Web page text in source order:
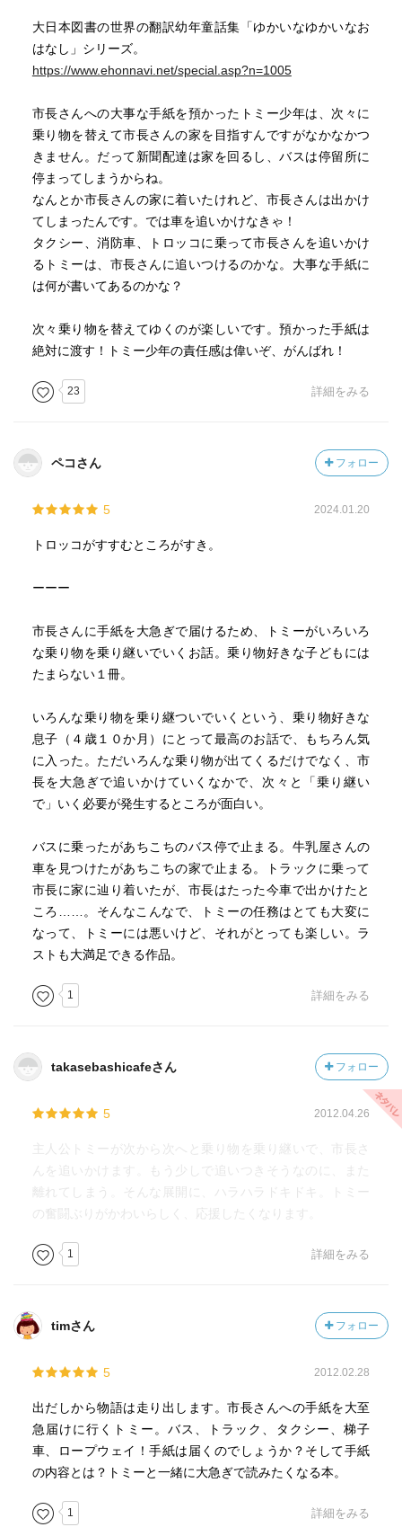
大日本図書の世界の翻訳幼年童話集「ゆかいなゆかいなお
はなし」シリーズ。
https://www.ehonnavi.net/special.asp?n=1005
市長さんへの大事な手紙を預かったトミー少年は、次々に
乗り物を替えて市長さんの家を目指すんですがなかなかつ
きません。だって新聞配達は家を回るし、バスは停留所に
停まってしまうからね。
なんとか市長さんの家に着いたけれど、市長さんは出かけ
てしまったんです。では車を追いかけなきゃ！
タクシー、消防車、トロッコに乗って市長さんを追いかけ
るトミーは、市長さんに追いつけるのかな。大事な手紙に
は何が書いてあるのかな？
次々乗り物を替えてゆくのが楽しいです。預かった手紙は
絶対に渡す！トミー少年の責任感は偉いぞ、がんばれ！
23 詳細をみる
ペコさん フォロー
5 2024.01.20
トロッコがすすむところがすき。
ーーー
市長さんに手紙を大急ぎで届けるため、トミーがいろいろ
な乗り物を乗り継いでいくお話。乗り物好きな子どもには
たまらない１冊。
いろんな乗り物を乗り継ついでいくという、乗り物好きな
息子（４歳１０か月）にとって最高のお話で、もちろん気
に入った。ただいろんな乗り物が出てくるだけでなく、市
長を大急ぎで追いかけていくなかで、次々と「乗り継い
で」いく必要が発生するところが面白い。
バスに乗ったがあちこちのバス停で止まる。牛乳屋さんの
車を見つけたがあちこちの家で止まる。トラックに乗って
市長に家に辿り着いたが、市長はたった今車で出かけたと
ころ……。そんなこんなで、トミーの任務はとても大変に
なって、トミーには悪いけど、それがとっても楽しい。ラ
ストも大満足できる作品。
1 詳細をみる
takasebashicafeさん フォロー
5 2012.04.26
主人公トミーが次から次へと乗り物を乗り継いで、市長さ
んを追いかけます。もう少しで追いつきそうなのに、また
離れてしまう。そんな展開に、ハラハラドキドキ。トミー
の奮闘ぶりがかわいらしく、応援したくなります。
1 詳細をみる
timさん フォロー
5 2012.02.28
出だしから物語は走り出します。市長さんへの手紙を大至
急届けに行くトミー。バス、トラック、タクシー、梯子
車、ロープウェイ！手紙は届くのでしょうか？そして手紙
の内容とは？トミーと一緒に大急ぎで読みたくなる本。
1 詳細をみる